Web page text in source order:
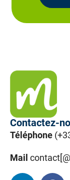
Contactez-
Téléphone
Mail